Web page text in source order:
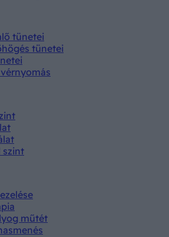
tünetei
tünetei
szint
műtét